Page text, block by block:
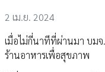
2 เม.ย. 2024
เมื่อไม่กี่นาทีที่ผ่านมา บมจ.
ร้านอาหารเพื่อสุขภาพ